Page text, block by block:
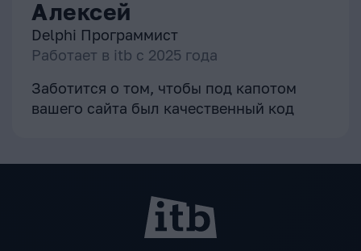
Алексей
Delphi Программист
Работает в itb с 2025 года
Заботится о том, чтобы под капотом
вашего сайта был качественный код